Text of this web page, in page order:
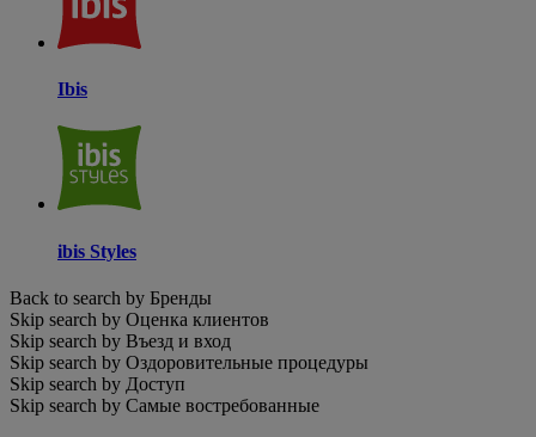
Ibis
ibis Styles
Back to search by Бренды
Skip search by Оценка клиентов
Skip search by Въезд и вход
Skip search by Оздоровительные процедуры
Skip search by Доступ
Skip search by Самые востребованные